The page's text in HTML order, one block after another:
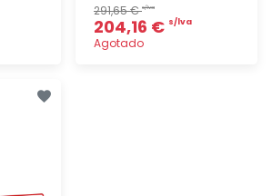
291,65 €s/lva
204,16 € s/lva
Agotado